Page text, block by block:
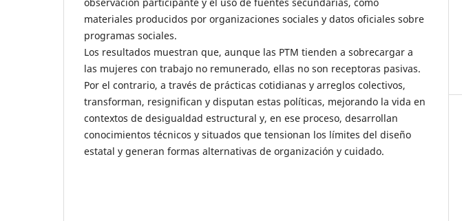
materiales producidos por organizaciones sociales y datos oficiales sobre
programas sociales.
Los resultados muestran que, aunque las PTM tienden a sobrecargar a
las mujeres con trabajo no remunerado, ellas no son receptoras pasivas.
Por el contrario, a través de prácticas cotidianas y arreglos colectivos,
transforman, resignifican y disputan estas políticas, mejorando la vida en
contextos de desigualdad estructural y, en ese proceso, desarrollan
conocimientos técnicos y situados que tensionan los límites del diseño
estatal y generan formas alternativas de organización y cuidado.